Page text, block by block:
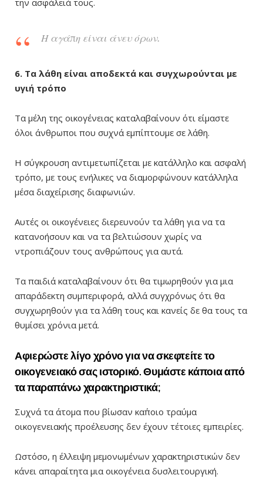
την ασφάλειά τους.
Η αγάπη είναι άνευ όρων.
6. Τα λάθη είναι αποδεκτά και συγχωρούνται με
υγιή τρόπο
Τα μέλη της οικογένειας καταλαβαίνουν ότι είμαστε
όλοι άνθρωποι που συχνά εμπίπτουμε σε λάθη.
Η σύγκρουση αντιμετωπίζεται με κατάλληλο και ασφαλή
τρόπο, με τους ενήλικες να διαμορφώνουν κατάλληλα
μέσα διαχείρισης διαφωνιών.
Αυτές οι οικογένειες διερευνούν τα λάθη για να τα
κατανοήσουν και να τα βελτιώσουν χωρίς να
ντροπιάζουν τους ανθρώπους για αυτά.
Τα παιδιά καταλαβαίνουν ότι θα τιμωρηθούν για μια
απαράδεκτη συμπεριφορά, αλλά συγχρόνως ότι θα
συγχωρηθούν για τα λάθη τους και κανείς δε θα τους τα
θυμίσει χρόνια μετά.
Αφιερώστε λίγο χρόνο για να σκεφτείτε το
οικογενειακό σας ιστορικό. Θυμάστε κάποια από
τα παραπάνω χαρακτηριστικά;
Συχνά τα άτομα που βίωσαν κα΄ποιο τραύμα
οικογενειακής προέλευσης δεν έχουν τέτοιες εμπειρίες.
Ωστόσο, η έλλειψη μεμονωμένων χαρακτηριστικών δεν
κάνει απαραίτητα μια οικογένεια δυσλειτουργική.